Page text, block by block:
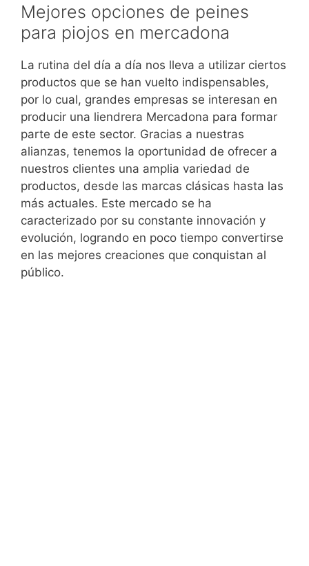
Mejores opciones de peines
para piojos en mercadona
La rutina del día a día nos lleva a utilizar ciertos
productos que se han vuelto indispensables,
por lo cual, grandes empresas se interesan en
producir una liendrera Mercadona para formar
parte de este sector. Gracias a nuestras
alianzas, tenemos la oportunidad de ofrecer a
nuestros clientes una amplia variedad de
productos, desde las marcas clásicas hasta las
más actuales. Este mercado se ha
caracterizado por su constante innovación y
evolución, logrando en poco tiempo convertirse
en las mejores creaciones que conquistan al
público.